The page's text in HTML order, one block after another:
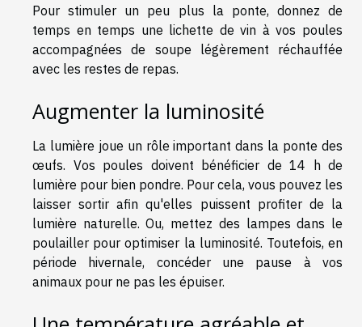
Pour stimuler un peu plus la ponte, donnez de
temps en temps une lichette de vin à vos poules
accompagnées de soupe légèrement réchauffée
avec les restes de repas.
Augmenter la luminosité
La lumière joue un rôle important dans la ponte des
œufs. Vos poules doivent bénéficier de 14 h de
lumière pour bien pondre. Pour cela, vous pouvez les
laisser sortir afin qu'elles puissent profiter de la
lumière naturelle. Ou, mettez des lampes dans le
poulailler pour optimiser la luminosité. Toutefois, en
période hivernale, concéder une pause à vos
animaux pour ne pas les épuiser.